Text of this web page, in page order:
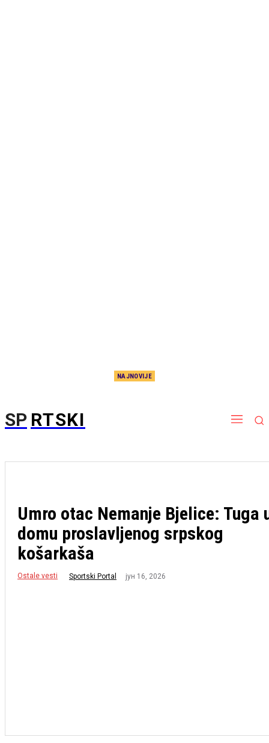
NAJNOVIJE
SP RTSKI
Umro otac Nemanje Bjelice: Tuga
domu proslavljenog srpskog
košarkaša
Ostale vesti Sportski Portal јун 16, 2026